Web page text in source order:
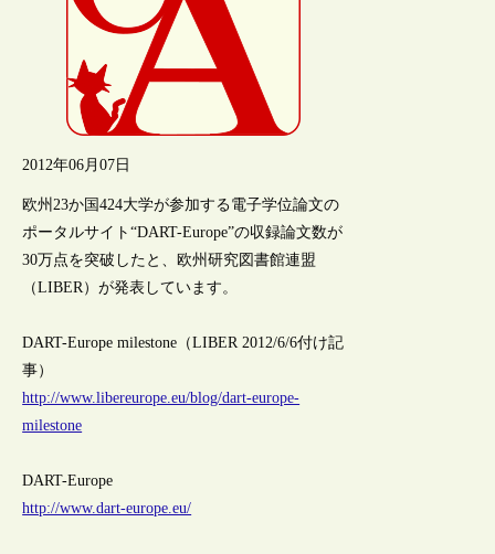
2012年06月07日
欧州23か国424大学が参加する電子学位論文の
ポータルサイト“DART-Europe”の収録論文数が
30万点を突破したと、欧州研究図書館連盟
（LIBER）が発表しています。
DART-Europe milestone（LIBER 2012/6/6付け記
事）
http://www.libereurope.eu/blog/dart-europe-
milestone
DART-Europe
http://www.dart-europe.eu/